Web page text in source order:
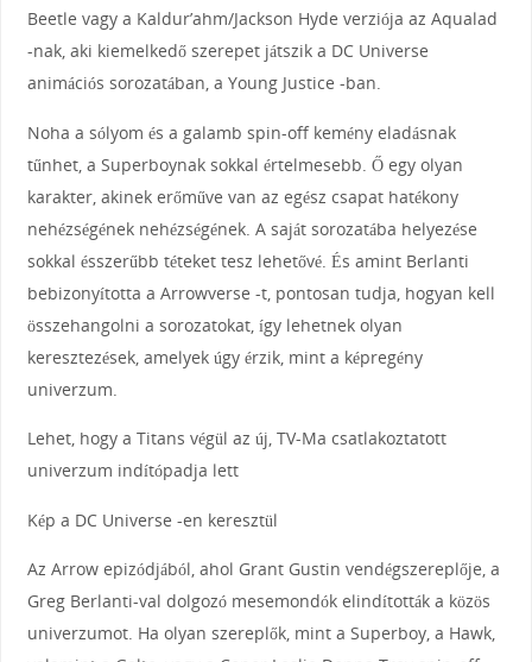
Beetle vagy a Kaldur’ahm/Jackson Hyde verziója az Aqualad
-nak, aki kiemelkedő szerepet játszik a DC Universe
animációs sorozatában, a Young Justice -ban.
Noha a sólyom és a galamb spin-off kemény eladásnak
tűnhet, a Superboynak sokkal értelmesebb. Ő egy olyan
karakter, akinek erőműve van az egész csapat hatékony
nehézségének nehézségének. A saját sorozatába helyezése
sokkal ésszerűbb téteket tesz lehetővé. És amint Berlanti
bebizonyította a Arrowverse -t, pontosan tudja, hogyan kell
összehangolni a sorozatokat, így lehetnek olyan
keresztezések, amelyek úgy érzik, mint a képregény
univerzum.
Lehet, hogy a Titans végül az új, TV-Ma csatlakoztatott
univerzum indítópadja lett
Kép a DC Universe -en keresztül
Az Arrow epizódjából, ahol Grant Gustin vendégszereplője, a
Greg Berlanti-val dolgozó mesemondók elindították a közös
univerzumot. Ha olyan szereplők, mint a Superboy, a Hawk,